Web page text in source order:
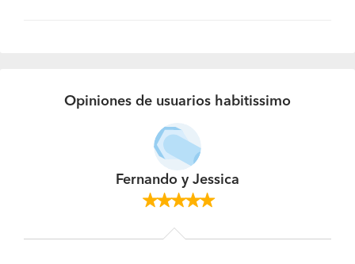
Opiniones de usuarios habitissimo
Fernando y Jessica